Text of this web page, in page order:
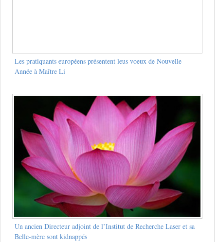
Les pratiquants européens présentent leus voeux de Nouvelle
Année à Maître Li
Un ancien Directeur adjoint de l’Institut de Recherche Laser et sa
Belle-mère sont kidnappés